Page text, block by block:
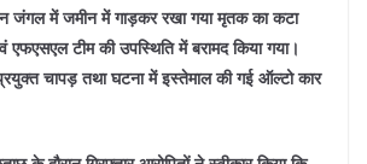
जंगल में जमीन में गाड़कर रखा गया मृतक का कटा
एफएसएल टीम की उपस्थिति में बरामद किया गया।
चापड़ तथा घटना में इस्तेमाल की गई ऑल्टो कार